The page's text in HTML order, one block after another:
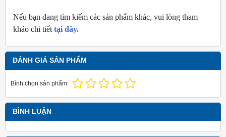
Nếu bạn đang tìm kiếm các sản phẩm khác, vui lòng tham
khảo chi tiết tại đây.
ĐÁNH GIÁ SẢN PHẨM
Bình chọn sản phẩm:
BÌNH LUẬN